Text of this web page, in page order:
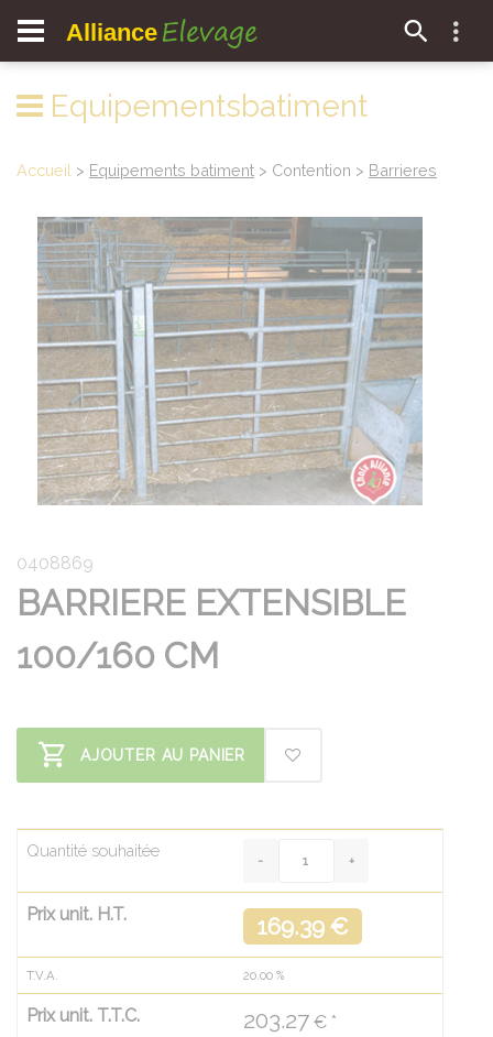
Alliance Elevage
Equipementsbatiment
Accueil > Equipements batiment > Contention > Barrieres
0408869
BARRIERE EXTENSIBLE
100/160 CM
AJOUTER AU PANIER
Quantité souhaitée
Prix unit. H.T. 169.39 €
T.V.A. 20.00 %
Prix unit. T.T.C. 203.27 € *